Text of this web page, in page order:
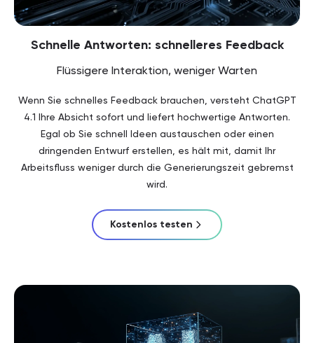
Schnelle Antworten: schnelleres Feedback
Flüssigere Interaktion, weniger Warten
Wenn Sie schnelles Feedback brauchen, versteht ChatGPT
4.1 Ihre Absicht sofort und liefert hochwertige Antworten.
Egal ob Sie schnell Ideen austauschen oder einen
dringenden Entwurf erstellen, es hält mit, damit Ihr
Arbeitsfluss weniger durch die Generierungszeit gebremst
wird.
Kostenlos testen